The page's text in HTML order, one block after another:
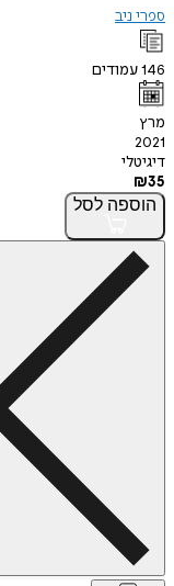
ספרי ניב
146עמודים
מרץ
2021
דיגיטלי
₪35
הוספה לסל